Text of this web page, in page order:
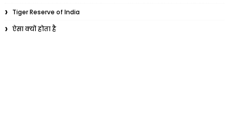
Tiger Reserve of India
ऐसा क्यों होता है